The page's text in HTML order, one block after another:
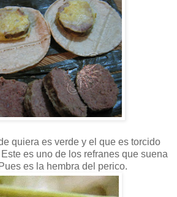
quiera es verde y el que es torcido
es uno de los refranes que suena
es la hembra del perico.